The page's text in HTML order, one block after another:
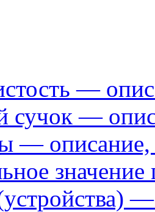
—
сучок —
— описание,
значение